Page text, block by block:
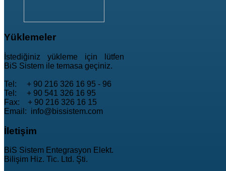
Yüklemeler
İstediğiniz yükleme için lütfen
BiS Sistem ile temasa geçiniz.
Tel: + 90 216 326 16 95 - 96
Tel: + 90 541 326 16 95
Fax: + 90 216 326 16 15
Email: info@bissistem.com
İletişim
BiS Sistem Entegrasyon Elekt.
Bilişim Hiz. Tic. Ltd. Şti.